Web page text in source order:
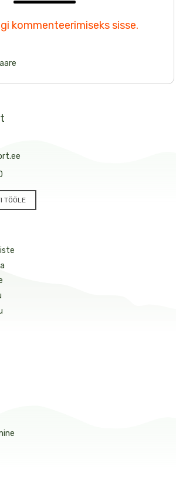
kommenteerimiseks sisse.
TÖÖLE